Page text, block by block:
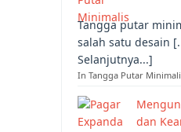
Tangga putar
salah satu desain
Selanjutnya...]
In Tangga Putar
dan